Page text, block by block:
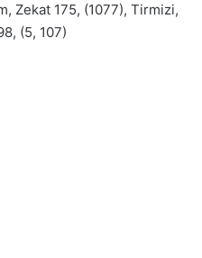
Zekat 175, (1077), Tirmizi,
(5, 107)